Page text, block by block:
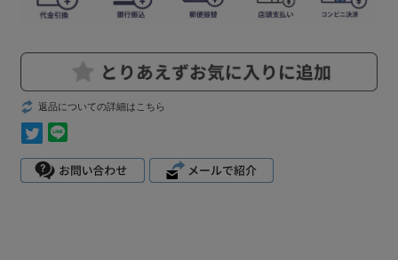
返品についての詳細はこちら